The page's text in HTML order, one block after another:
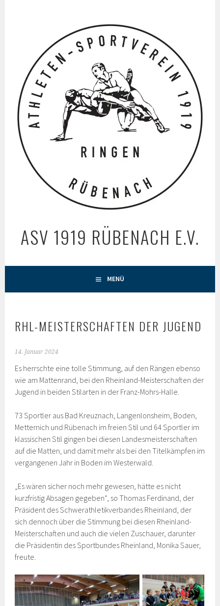
ASV 1919 RÜBENACH E.V.
MENÜ
RHL-MEISTERSCHAFTEN DER JUGEND
14. Januar 2024
Es herrschte eine tolle Stimmung, auf den Rängen ebenso
wie am Mattenrand, bei den Rheinland-Meisterschaften der
Jugend in beiden Stilarten in der Franz-Mohrs-Halle.
73 Sportler aus Bad Kreuznach, Langenlonsheim, Boden,
Metternich und Rübenach im freien Stil und 64 Sportler im
klassischen Stil gingen bei diesen Landesmeisterschaften
auf die Matten, und damit mehr als bei den Titelkämpfen im
vergangenen Jahr in Boden im Westerwald.
„Es wären sicher noch mehr gewesen, hätte es nicht
kurzfristig Absagen gegeben“, so Thomas Ferdinand, der
Präsident des Schwerathletikverbandes Rheinland, der
sich dennoch über die Stimmung bei diesen Rheinland-
Meisterschaften und auch die vielen Zuschauer, darunter
die Präsidentin des Sportbundes Rheinland, Monika Sauer,
freute.